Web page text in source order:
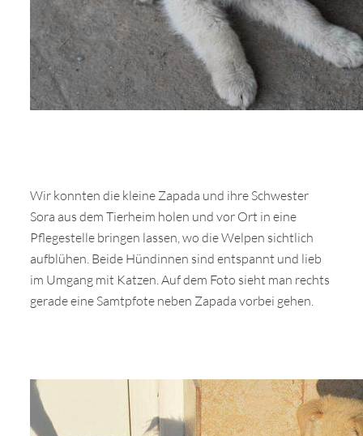
Wir konnten die kleine Zapada und ihre Schwester
Sora aus dem Tierheim holen und vor Ort in eine
Pflegestelle bringen lassen, wo die Welpen sichtlich
aufblühen. Beide Hündinnen sind entspannt und lieb
im Umgang mit Katzen. Auf dem Foto sieht man rechts
gerade eine Samtpfote neben Zapada vorbei gehen.